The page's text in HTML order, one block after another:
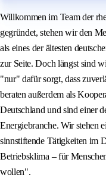
Willkommen im Team der
gegründet, stehen wir den
als eines der ältesten
zur Seite. Doch längst sind
"nur" dafür sorgt, dass
beraten außerdem als
Deutschland und sind einer
Energiebranche. Wir stehen
sinnstiftende Tätigkeiten im
Betriebsklima – für
wollen".